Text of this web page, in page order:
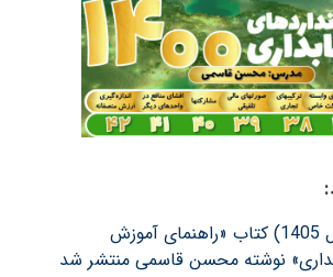
ویرایش دوم (سال 1405) کتاب «راهنمای آموزش
نوشته محسن قاسمی منتشر شد